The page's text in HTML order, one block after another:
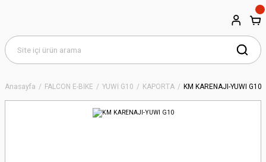
Anasayfa FALCON E-BİKE YUWİ G10 KAPORTA KM KARENAJI-YUWI G10